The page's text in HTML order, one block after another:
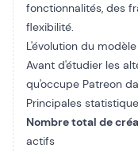
fonctionnalités, des
flexibilité.
L'évolution du
Avant d'étudier les
qu'occupe Patreon
Principales
Nombre total de
actifs